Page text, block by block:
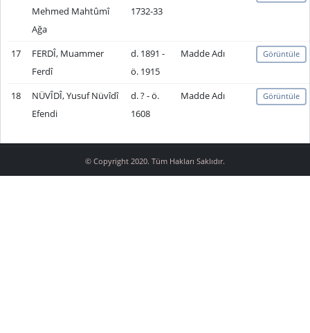
Mehmed Mahtûmî
Ağa
1732-33
17
FERDÎ, Muammer
Ferdî
d. 1891 -
ö. 1915
Madde Adı Görüntüle
18
NÜVÎDÎ, Yusuf Nüvîdî
Efendi
d. ? - ö.
1608
Madde Adı Görüntüle
© Copyright 2020. Tüm Hakları Saklıdır.